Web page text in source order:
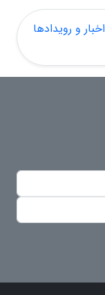
اخبار و رویدادها